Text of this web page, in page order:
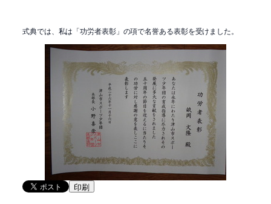
式典では、私は「功労者表彰」の項で名誉ある表彰を受けました。
印刷